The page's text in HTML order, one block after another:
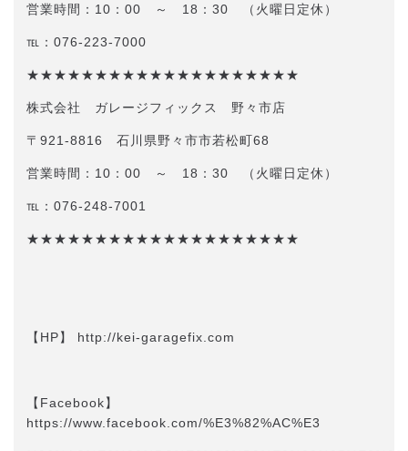
営業時間：10：00 ～ 18：30 （火曜日定休）
℡：076-223-7000
★★★★★★★★★★★★★★★★★★★★
株式会社 ガレージフィックス 野々市店
〒921-8816 石川県野々市市若松町68
営業時間：10：00 ～ 18：30 （火曜日定休）
℡：076-248-7001
★★★★★★★★★★★★★★★★★★★★
【HP】 http://kei-garagefix.com​​
【Facebook】
https://www.facebook.com/%E3%82%AC%E3